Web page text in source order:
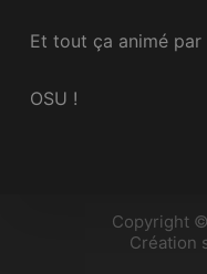
Et tout ça animé par
OSU !
Copyright ©
Création